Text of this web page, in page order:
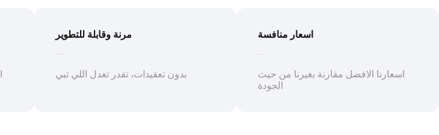
مرنة وقابلة للتطوير
بدون تعقيدات، تقدر تعدل اللي تبي
اسعار منافسة
اسعارنا الافضل مقارنة بغيرنا من حيث
الجودة